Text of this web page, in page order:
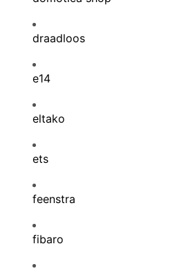
draadloos
e14
eltako
ets
feenstra
fibaro